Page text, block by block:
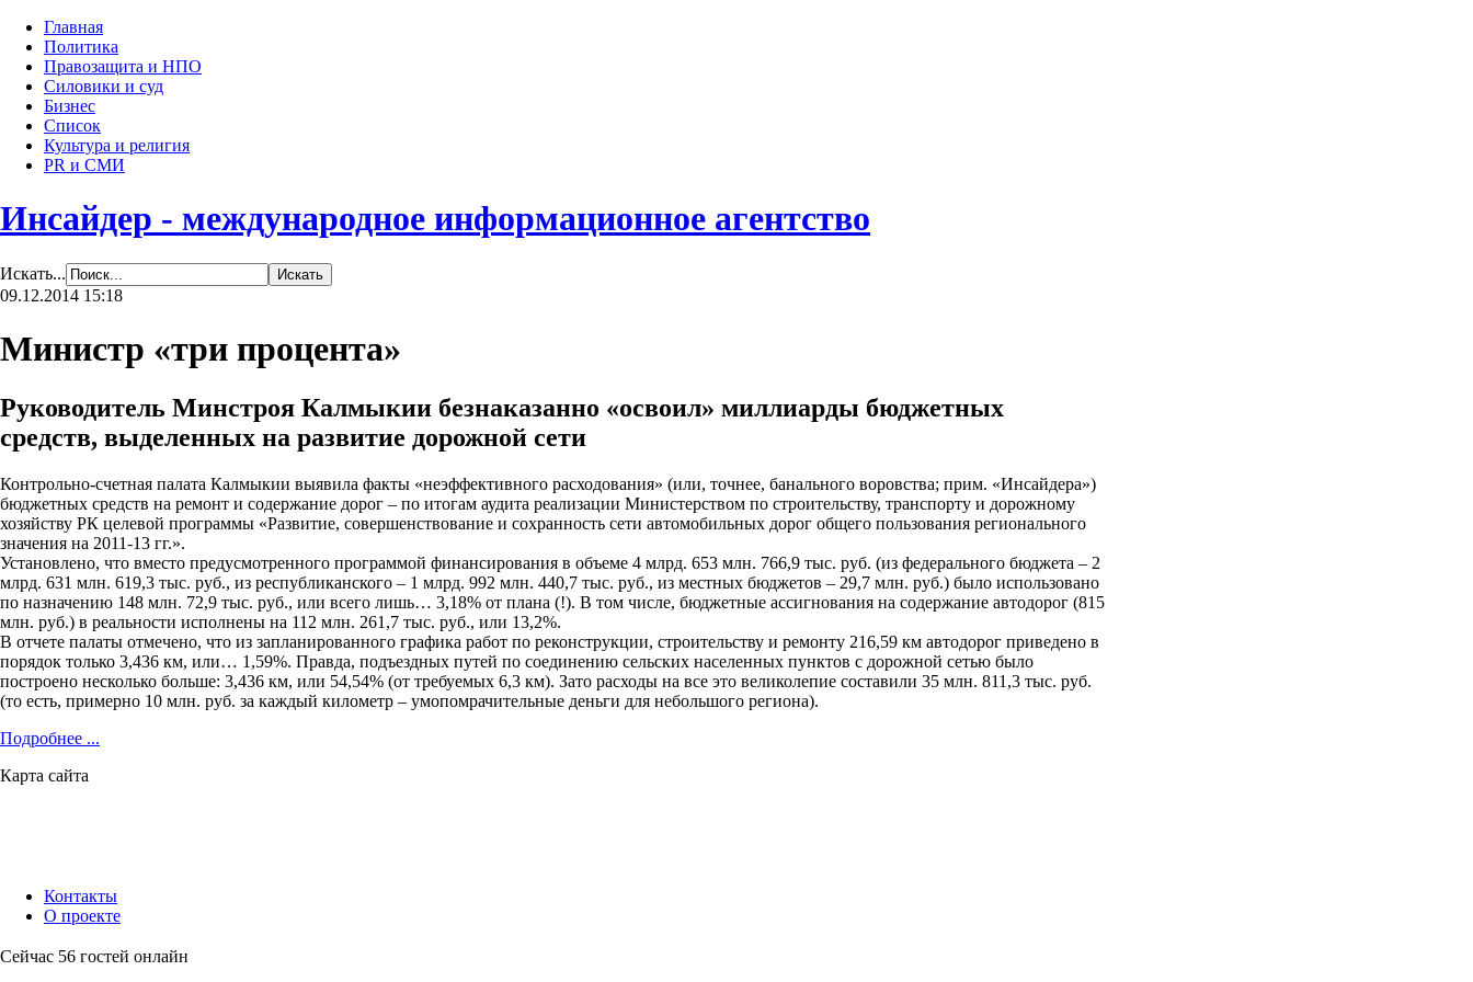
Главная
Политика
Правозащита и НПО
Силовики и суд
Бизнес
Список
Культура и религия
PR и СМИ
Инсайдер - международное информационное агентство
Искать...
09.12.2014 15:18
Министр «три процента»
Руководитель Минстроя Калмыкии безнаказанно «освоил» миллиарды бюджетных
средств, выделенных на развитие дорожной сети
Контрольно-счетная палата Калмыкии выявила факты «неэффективного расходования» (или, точнее, банального воровства; прим. «Инсайдера»)
бюджетных средств на ремонт и содержание дорог – по итогам аудита реализации Министерством по строительству, транспорту и дорожному
хозяйству РК целевой программы «Развитие, совершенствование и сохранность сети автомобильных дорог общего пользования регионального
значения на 2011-13 гг.».
Установлено, что вместо предусмотренного программой финансирования в объеме 4 млрд. 653 млн. 766,9 тыс. руб. (из федерального бюджета – 2
млрд. 631 млн. 619,3 тыс. руб., из республиканского – 1 млрд. 992 млн. 440,7 тыс. руб., из местных бюджетов – 29,7 млн. руб.) было использовано
по назначению 148 млн. 72,9 тыс. руб., или всего лишь… 3,18% от плана (!). В том числе, бюджетные ассигнования на содержание автодорог (815
млн. руб.) в реальности исполнены на 112 млн. 261,7 тыс. руб., или 13,2%.
В отчете палаты отмечено, что из запланированного графика работ по реконструкции, строительству и ремонту 216,59 км автодорог приведено в
порядок только 3,436 км, или… 1,59%. Правда, подъездных путей по соединению сельских населенных пунктов с дорожной сетью было
построено несколько больше: 3,436 км, или 54,54% (от требуемых 6,3 км). Зато расходы на все это великолепие составили 35 млн. 811,3 тыс. руб.
(то есть, примерно 10 млн. руб. за каждый километр – умопомрачительные деньги для небольшого региона).
Подробнее ...
Карта сайта
Контакты
О проекте
Сейчас 56 гостей онлайн